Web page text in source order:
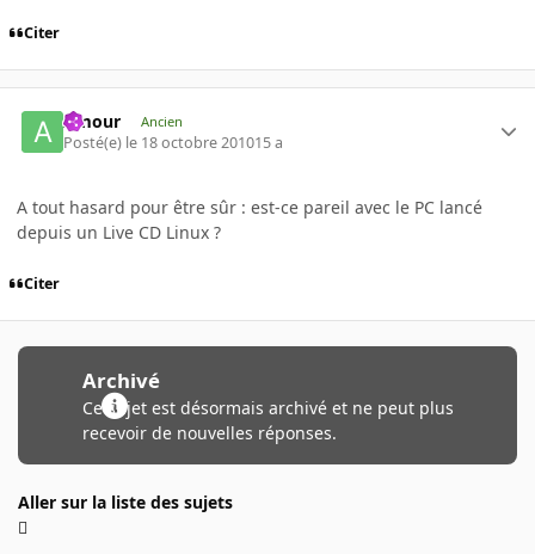
Citer
Amour Ancien
Posté(e) le 18 octobre 201015 a
A tout hasard pour être sûr : est-ce pareil avec le PC lancé
depuis un Live CD Linux ?
Citer
Archivé
Ce sujet est désormais archivé et ne peut plus
recevoir de nouvelles réponses.
Aller sur la liste des sujets